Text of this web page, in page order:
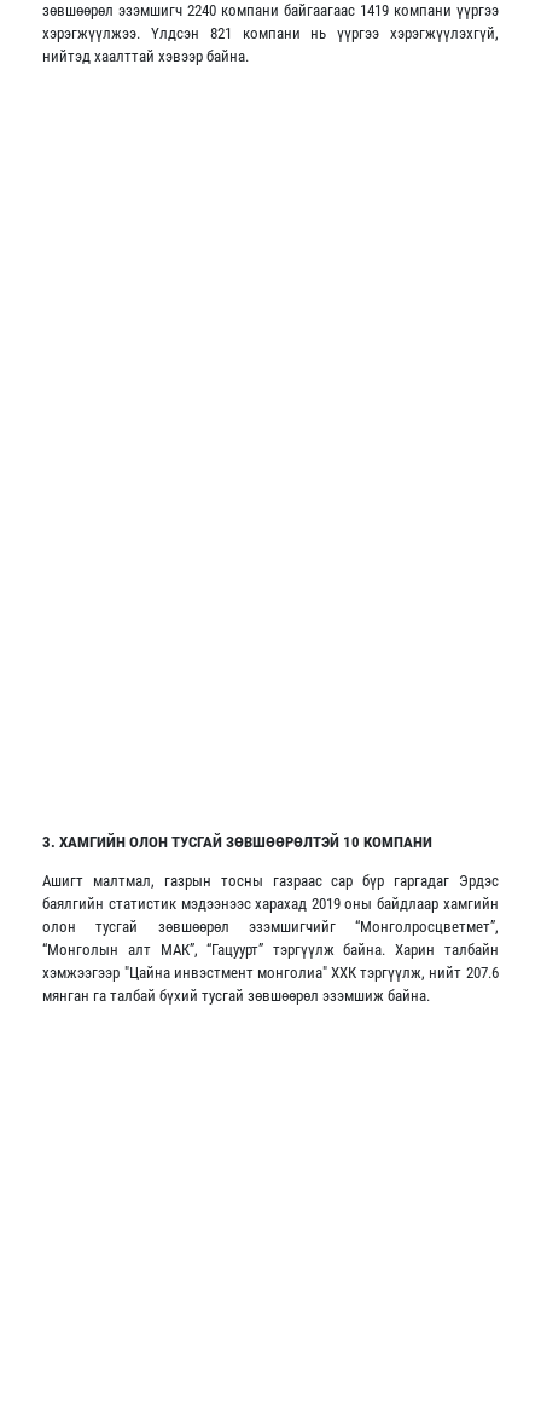
зөвшөөрөл эзэмшигч 2240 компани байгаагаас 1419 компани үүргээ
хэрэгжүүлжээ. Үлдсэн 821 компани нь үүргээ хэрэгжүүлэхгүй,
нийтэд хаалттай хэвээр байна.
3. ХАМГИЙН ОЛОН ТУСГАЙ ЗӨВШӨӨРӨЛТЭЙ 10 КОМПАНИ
Ашигт малтмал, газрын тосны газраас сар бүр гаргадаг Эрдэс
баялгийн статистик мэдээнээс харахад 2019 оны байдлаар хамгийн
олон тусгай зөвшөөрөл эзэмшигчийг “Монголросцветмет”,
“Монголын алт МАК”, “Гацуурт” тэргүүлж байна. Харин талбайн
хэмжээгээр "Цайна инвэстмент монголиа" ХХК тэргүүлж, нийт 207.6
мянган га талбай бүхий тусгай зөвшөөрөл эзэмшиж байна.